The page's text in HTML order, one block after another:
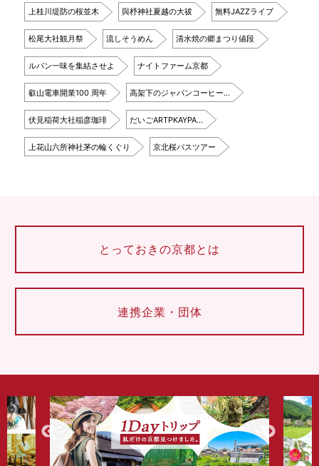
上桂川堤防の桜並木 與杼神社夏越の大祓 無料JAZZライブ
松尾大社観月祭 流しそうめん 清水焼の郷まつり値段
ルパン一味を集結させよ ナイトファーム京都
叡山電車開業100 周年 高架下のジャパンコーヒー…
伏見稲荷大社稲彦珈琲 だいごARTPKAYPA…
上花山六所神社茅の輪くぐり 京北桜バスツアー
とっておきの京都とは
連携企業・団体